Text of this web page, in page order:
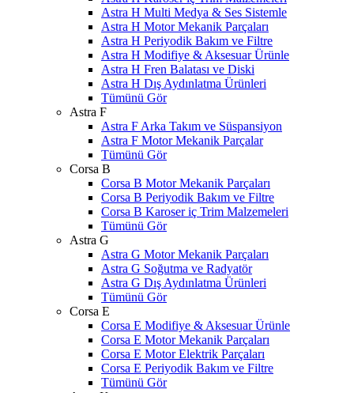
Astra H Multi Medya & Ses Sistemle
Astra H Motor Mekanik Parçaları
Astra H Periyodik Bakım ve Filtre
Astra H Modifiye & Aksesuar Ürünle
Astra H Fren Balatası ve Diski
Astra H Dış Aydınlatma Ürünleri
Tümünü Gör
Astra F
Astra F Arka Takım ve Süspansiyon
Astra F Motor Mekanik Parçalar
Tümünü Gör
Corsa B
Corsa B Motor Mekanik Parçaları
Corsa B Periyodik Bakım ve Filtre
Corsa B Karoser iç Trim Malzemeleri
Tümünü Gör
Astra G
Astra G Motor Mekanik Parçaları
Astra G Soğutma ve Radyatör
Astra G Dış Aydınlatma Ürünleri
Tümünü Gör
Corsa E
Corsa E Modifiye & Aksesuar Ürünle
Corsa E Motor Mekanik Parçaları
Corsa E Motor Elektrik Parçaları
Corsa E Periyodik Bakım ve Filtre
Tümünü Gör